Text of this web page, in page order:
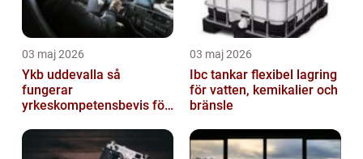
03 maj 2026
Ykb uddevalla så
fungerar
yrkeskompetensbevis för
03 maj 2026
Ibc tankar flexibel lagring
för vatten, kemikalier och
bränsle